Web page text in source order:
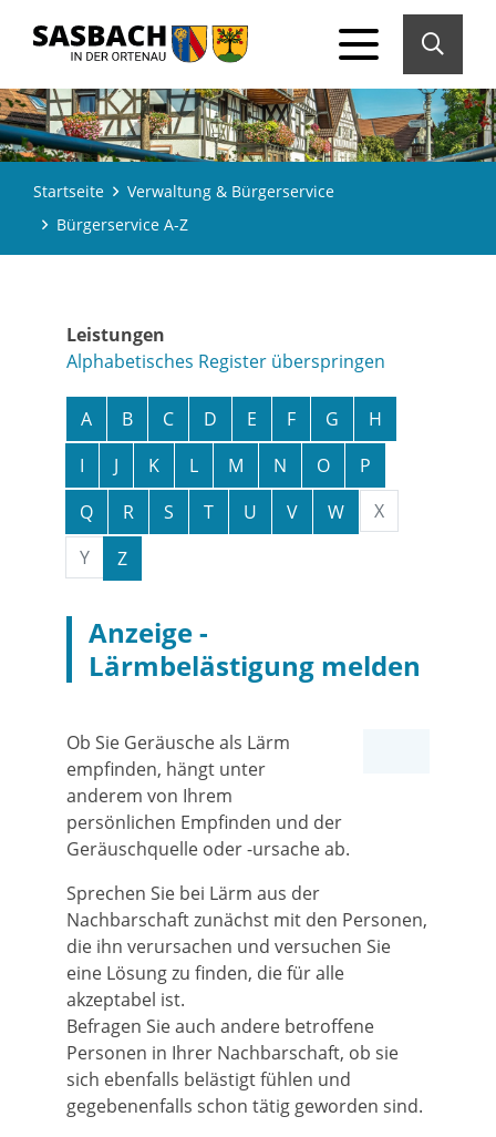
Startseite
Verwaltung & Bürgerservice
Bürgerservice A-Z
Leistungen
Alphabetisches Register überspringen
A B C D E F G
H
I
J K L M N O
P
Q
R S T U V W
X
Y
Z
Anzeige -
Lärmbelästigung melden
Ob Sie Geräusche als Lärm
empfinden, hängt unter
anderem von Ihrem
persönlichen Empfinden und der
Geräuschquelle oder -ursache ab.
Sprechen Sie bei Lärm aus der
Nachbarschaft zunächst mit den Personen,
die ihn verursachen und versuchen Sie
eine Lösung zu finden, die für alle
akzeptabel ist.
Befragen Sie auch andere betroffene
Personen in Ihrer Nachbarschaft, ob sie
sich ebenfalls belästigt fühlen und
gegebenenfalls schon tätig geworden sind.